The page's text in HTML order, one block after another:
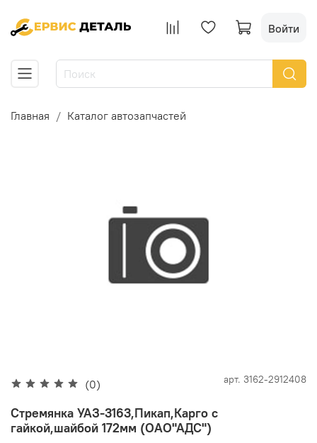
Войти
Главная Каталог автозапчастей
(0) арт. 3162-2912408
Стремянка УАЗ-3163,Пикап,Карго с
гайкой,шайбой 172мм (ОАО"АДС")